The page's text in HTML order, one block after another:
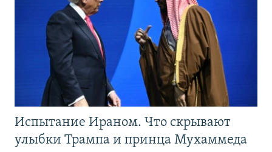
Испытание Ираном. Что скрывают
улыбки Трампа и принца Мухаммеда